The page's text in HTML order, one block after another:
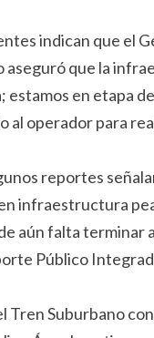
indican que el
que la
estamos en etapa
al operador para
reportes
infraestructura
aún falta terminar
Público
Tren Suburbano